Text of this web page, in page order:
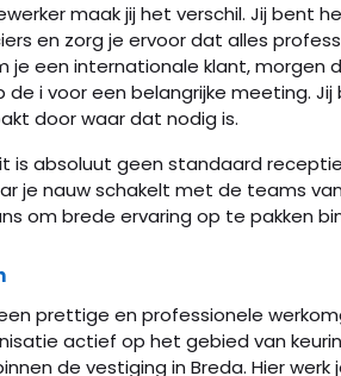
maak jij het verschil. Jij bent
en zorg je ervoor dat alles
je een internationale klant, morgen
de i voor een belangrijke meeting.
door waar dat nodig is.
is absoluut geen standaard
je nauw schakelt met de teams
om brede ervaring op te pakken
prettige en professionele
actief op het gebied van
de vestiging in Breda. Hier